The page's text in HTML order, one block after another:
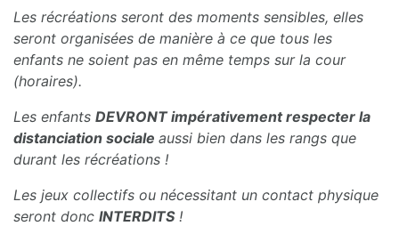
Les récréations seront des moments sensibles, elles
seront organisées de manière à ce que tous les
enfants ne soient pas en même temps sur la cour
(horaires).
Les enfants DEVRONT impérativement respecter la
distanciation sociale aussi bien dans les rangs que
durant les récréations !
Les jeux collectifs ou nécessitant un contact physique
seront donc INTERDITS!